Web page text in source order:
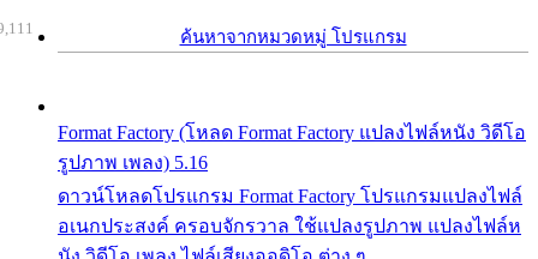
ค้นหาจากหมวดหมู่ โปรแกรม
Format Factory (โหลด Format Factory แปลงไฟล์หนัง วิดีโอ
รูปภาพ เพลง) 5.16
ดาวน์โหลดโปรแกรม Format Factory โปรแกรมแปลงไฟล์
อเนกประสงค์ ครอบจักรวาล ใช้แปลงรูปภาพ แปลงไฟล์ห